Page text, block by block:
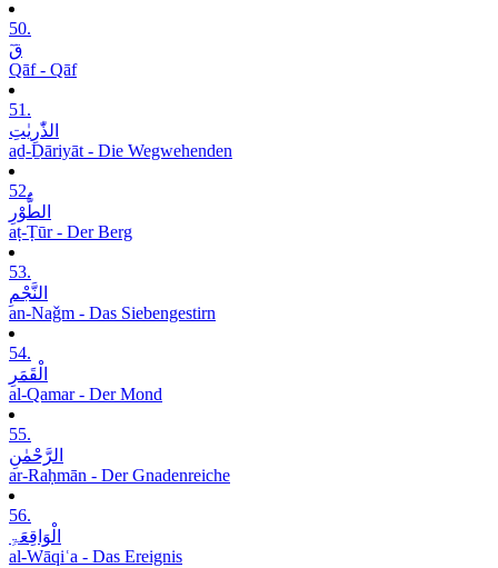
50.
قٓ
Qāf - Qāf
51.
الذّٰرِیٰتِ
aḏ-Ḏāriyāt - Die Wegwehenden
52.
الطُّوْرِ
aṭ-Ṭūr - Der Berg
53.
النَّجْمِ
an-Naǧm - Das Siebengestirn
54.
الْقَمَرِ
al-Qamar - Der Mond
55.
الرَّحْمٰنِ
ar-Raḥmān - Der Gnadenreiche
56.
الْوَاقِعَۃِ
al-Wāqiʿa - Das Ereignis